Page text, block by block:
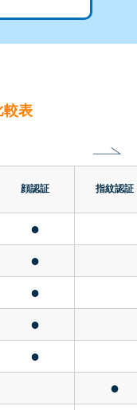
較表
顔認証 指紋認証
●
●
●
●
●
●